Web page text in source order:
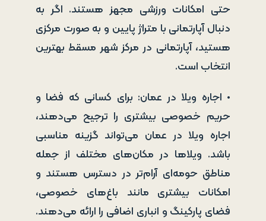
حتی امکانات ورزشی مجهز هستند. اگر به
دنبال آپارتمانی با متراژ پایین و به صورت مرکزی
هستید، آپارتمانی در مرکز شهر مسقط بهترین
انتخاب است.
• اجاره ویلا در عمان: برای کسانی که فضا و
حریم خصوصی بیشتری را ترجیح می‌دهند،
اجاره ویلا در عمان می‌تواند گزینه مناسبی
باشد. ویلاها در مکان‌های مختلف از جمله
مناطق حومه‌ای آرام‌تر در دسترس هستند و
امکانات بیشتری مانند باغ‌های خصوصی،
فضای پارکینگ و انباری اضافی را ارائه می‌دهند.